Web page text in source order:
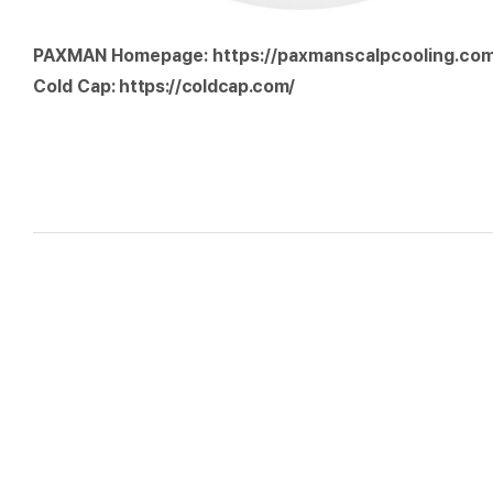
PAXMAN Homepage: https://
Cold Cap: https://coldcap.com/